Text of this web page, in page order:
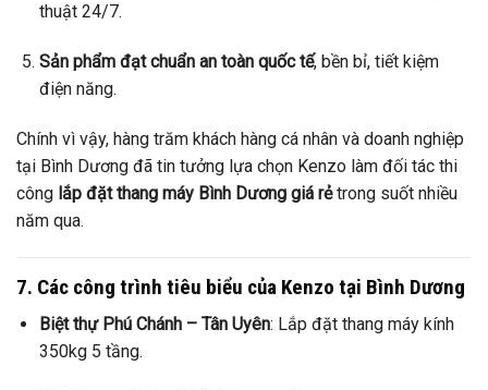
thuật 24/7.
Sản phẩm đạt chuẩn an toàn quốc tế, bền bỉ, tiết kiệm
điện năng.
Chính vì vậy, hàng trăm khách hàng cá nhân và doanh nghiệp
tại Bình Dương đã tin tưởng lựa chọn Kenzo làm đối tác thi
công lắp đặt thang máy Bình Dương giá rẻtrong suốt nhiều
năm qua.
7. Các công trình tiêu biểu của Kenzo tại Bình Dương
Biệt thự Phú Chánh – Tân Uyên: Lắp đặt thang máy kính
350kg 5 tầng.